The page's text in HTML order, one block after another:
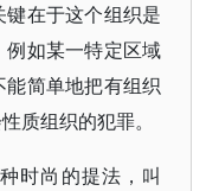
在于这个组织是
如某一特定区域
简单地把有组织
质组织的犯罪。
时尚的提法，叫